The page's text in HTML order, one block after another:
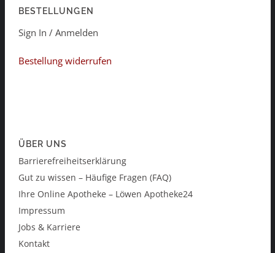
BESTELLUNGEN
Sign In / Anmelden
Bestellung widerrufen
ÜBER UNS
Barrierefreiheitserklärung
Gut zu wissen – Häufige Fragen (FAQ)
Ihre Online Apotheke – Löwen Apotheke24
Impressum
Jobs & Karriere
Kontakt